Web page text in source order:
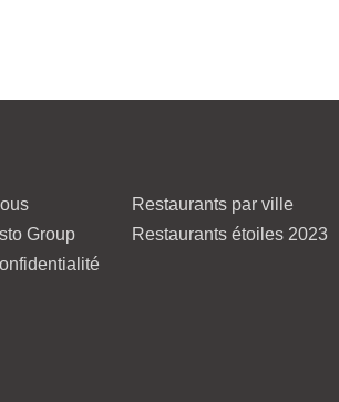
Group
Restaurants par ville
Restaurants étoiles 2023